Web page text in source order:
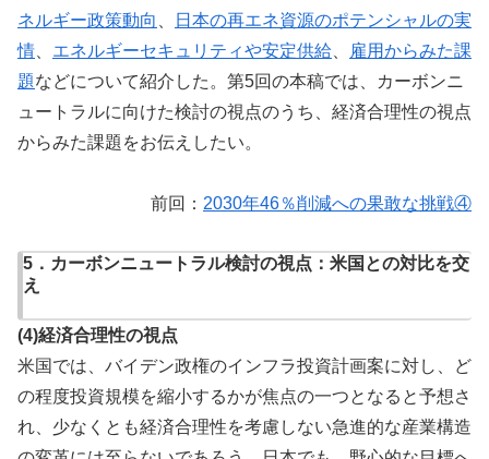
ネルギー政策動向
日本の再エネ資源のポテンシャルの実
情
エネルギーセキュリティや安定供給
雇用からみた課
題などについて紹介した。第5回の本稿では、カーボンニ
ュートラルに向けた検討の視点のうち、経済合理性の視点
からみた課題をお伝えしたい。
前回： 2030年46％削減への果敢な挑戦④
5．カーボンニュートラル検討の視点：米国との対比を交
え
(4)経済合理性の視点
米国では、バイデン政権のインフラ投資計画案に対し、ど
の程度投資規模を縮小するかが焦点の一つとなると予想さ
れ、少なくとも経済合理性を考慮しない急進的な産業構造